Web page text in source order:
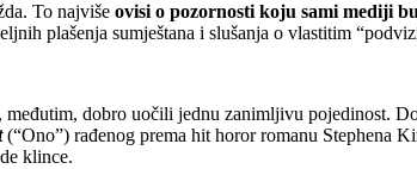
To najviše ovisi o pozornosti koju sami mediji
plašenja sumještana i slušanja o vlastitim
dobro uočili jednu zanimljivu pojedinost.
(“Ono”) rađenog prema hit horor romanu Stephena
klince.